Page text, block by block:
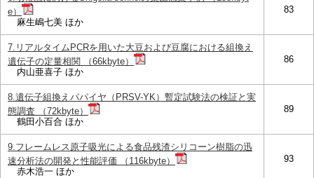
e）
麻生嶋七美 ほか
83
7.リアルタイムPCRを用いた大豆および豆腐における組換え
遺伝子の定量相関 （66kbyte）
内山亜喜子 ほか
86
8.遺伝子組換えパパイヤ（PRSV-YK）暫定試験法の検証と実
態調査 （72kbyte）
鶴田小百合 ほか
89
9.フレームレス原子吸光による食品残渣シリコーン樹脂の迅
速分析法の開発と性能評価 （116kbyte）
赤木浩一 ほか
93